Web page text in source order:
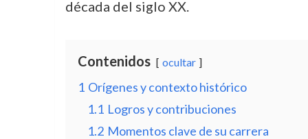
década del siglo XX.
Contenidos ocultar
1 Orígenes y contexto histórico
1.1 Logros y contribuciones
1.2 Momentos clave de su carrera